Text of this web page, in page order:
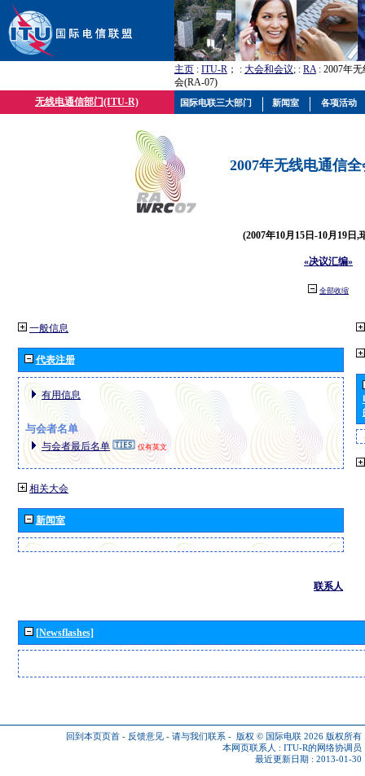
主页 : ITU-R ； : 大会和会议; : RA: 2007年
会(RA-07)
无线电通信部门(ITU-R)
2007年无线电通信
(2007年10月15日-10月19日,
«决议汇编»
全部收缩
一般信息
代表注册
有用信息
与会者名单
与会者最后名单 仅有英文
相关大会
新闻室
联系人
[Newsflashes]
回到本页页首 - 反馈意见 - 请与我们联系 - 版权 © 国际电联 2026 版权所有
本网页联系人 : ITU-R的网络协调员
最近更新日期 : 2013-01-30
国际电联三大部门 新闻室 各项活动